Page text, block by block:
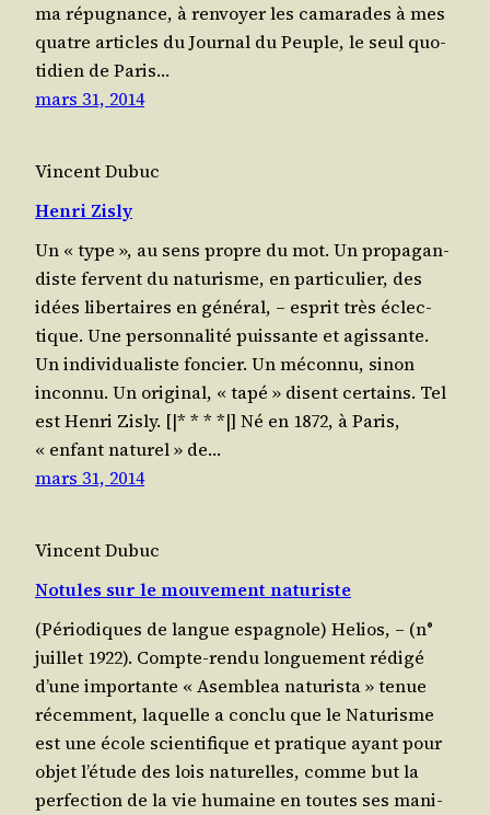
ma répu­gnance, à ren­voyer les cama­rades à mes
quatre articles du Jour­nal du Peuple, le seul quo­
ti­dien de Paris…
mars 31, 2014
Vincent Dubuc
Henri Zisly
Un « type », au sens propre du mot. Un pro­pa­gan­
diste fervent du natu­risme, en par­ti­cu­lier, des
idées liber­taires en géné­ral, – esprit très éclec­
tique. Une per­son­na­li­té puis­sante et agis­sante.
Un indi­vi­dua­liste fon­cier. Un mécon­nu, sinon
incon­nu. Un ori­gi­nal, « tapé » disent certains. Tel
est Hen­ri Zisly. [|* * * *|] Né en 1872, à Paris,
« enfant natu­rel » de…
mars 31, 2014
Vincent Dubuc
Notules sur le mouvement naturiste
(Pério­diques de langue espagnole) Helios, – (n°
juillet 1922). Compte-ren­du lon­gue­ment rédi­gé
d’une impor­tante « Asem­blea natu­ris­ta » tenue
récem­ment, laquelle a conclu que le Natu­risme
est une école scien­ti­fique et pra­tique ayant pour
objet l’étude des lois natu­relles, comme but la
per­fec­tion de la vie humaine en toutes ses mani­